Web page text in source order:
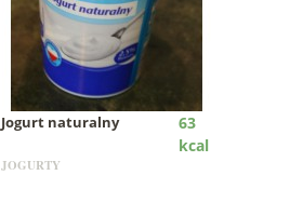
Jogurt naturalny
63
kcal
JOGURTY